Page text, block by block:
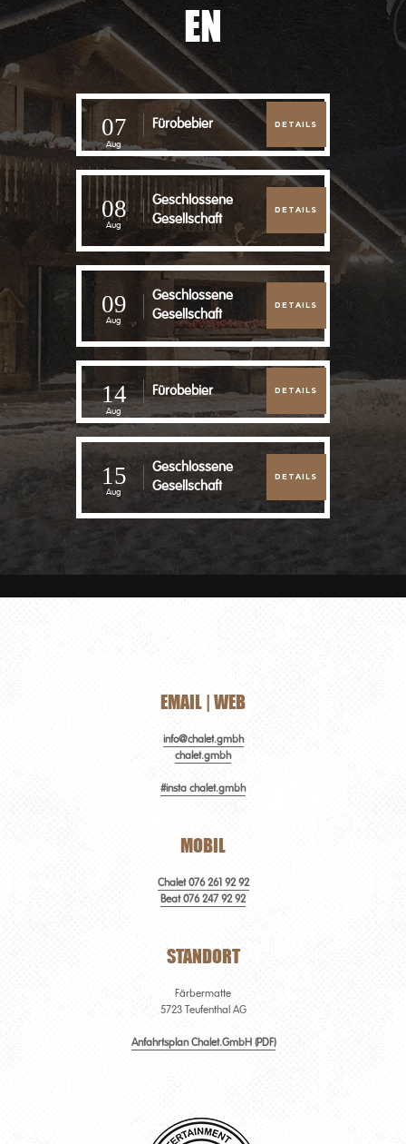
EN
07
Aug
Fürobebier DETAILS
08
Aug
Geschlossene
Gesellschaft
DETAILS
09
Aug
Geschlossene
Gesellschaft
DETAILS
14
Aug
Fürobebier DETAILS
15
Aug
Geschlossene
Gesellschaft
DETAILS
EMAIL | WEB
info@chalet.gmbh
chalet.gmbh
#insta chalet.gmbh
MOBIL
Chalet 076 261 92 92
Beat 076 247 92 92
STANDORT
Färbermatte
5723 Teufenthal AG
Anfahrtsplan Chalet.GmbH (PDF)